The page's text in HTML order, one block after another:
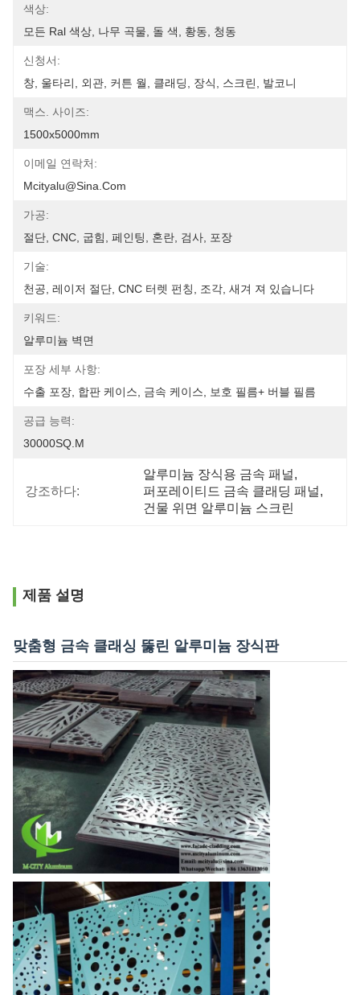
색상:
모든 Ral 색상, 나무 곡물, 돌 색, 황동, 청동
신청서:
창, 울타리, 외관, 커튼 월, 클래딩, 장식, 스크린, 발코니
맥스. 사이즈:
1500x5000mm
이메일 연락처:
Mcityalu@sina.com
가공:
절단, CNC, 굽힘, 페인팅, 혼란, 검사, 포장
기술:
천공, 레이저 절단, CNC 터렛 펀칭, 조각, 새겨 져 있습니다
키워드:
알루미늄 벽면
포장 세부 사항:
수출 포장, 합판 케이스, 금속 케이스, 보호 필름+ 버블 필름
공급 능력:
30000SQ.M
강조하다:
알루미늄 장식용 금속 패널,
퍼포레이티드 금속 클래딩 패널,
건물 위면 알루미늄 스크린
제품 설명
맞춤형 금속 클래싱 뚫린 알루미늄 장식판